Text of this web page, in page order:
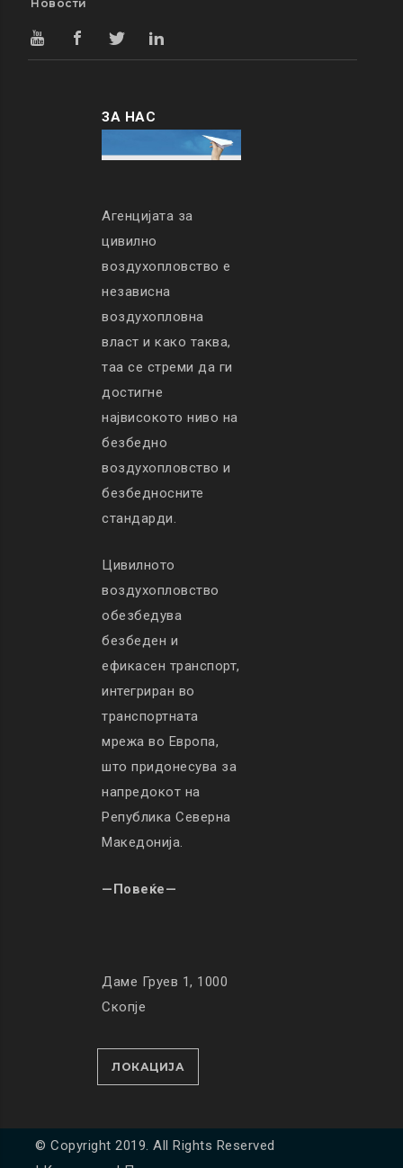
Новости
ЗА НАС
Агенцијата за
цивилно
воздухопловство е
независна
воздухопловна
власт и како таква,
таа се стреми да ги
достигне
највисокото ниво на
безбедно
воздухопловство и
безбедносните
стандарди.
Цивилното
воздухопловство
обезбедува
безбеден и
ефикасен транспорт,
интегриран во
транспортната
мрежа во Европа,
што придонесува за
напредокот на
Република Северна
Македонија.
—Повеќе—
Даме Груев 1, 1000
Скопје
ЛОКАЦИЈА
© Copyright 2019. All Rights Reserved